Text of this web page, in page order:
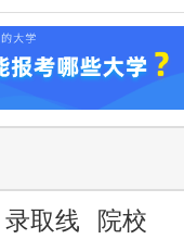
录取线 院校